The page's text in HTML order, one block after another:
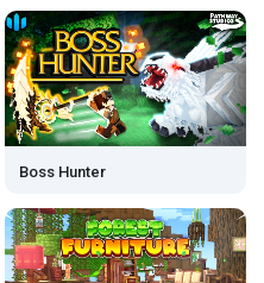
Boss Hunter